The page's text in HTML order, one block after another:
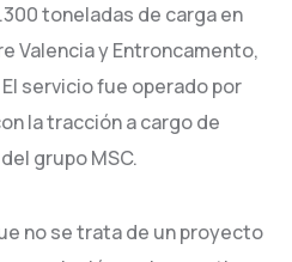
toneladas de carga en
Valencia y Entroncamento,
servicio fue operado por
la tracción a cargo de
grupo MSC.
no se trata de un proyecto